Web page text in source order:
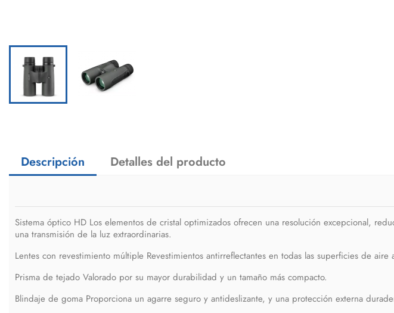
Descripción Detalles del producto
Sistema óptico HD Los elementos de cristal optimizados ofrecen una resolución excepcional,
una transmisión de la luz extraordinarias.
Lentes con revestimiento múltiple Revestimientos antirreflectantes en todas las superficies de
Prisma de tejado Valorado por su mayor durabilidad y un tamaño más compacto.
Blindaje de goma Proporciona un agarre seguro y antideslizante, y una protección externa